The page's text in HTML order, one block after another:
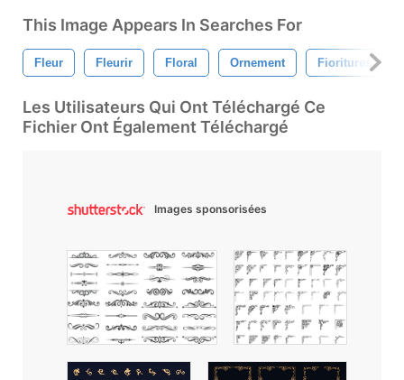
This Image Appears In Searches For
Fleur Fleurir Floral Ornement Fioritures
Les Utilisateurs Qui Ont Téléchargé Ce
Fichier Ont Également Téléchargé
Images sponsorisées